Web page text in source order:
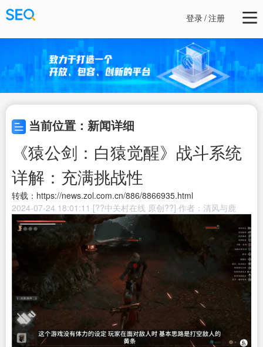
登录/注册
当前位置：新闻详细
《猿公剑：白猿觉醒》战斗系统
详解：充满挑战性
转载：https://news.zol.com.cn/886/8866935.html
2024-07-24 18:01:11·[??中关村在线 原创??]·作者：清风与鹿